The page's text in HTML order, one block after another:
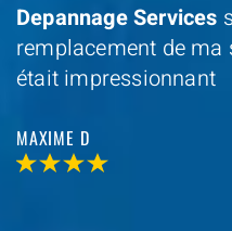
Depannage Services
remplacement de
était impressionnant
MAXIME D